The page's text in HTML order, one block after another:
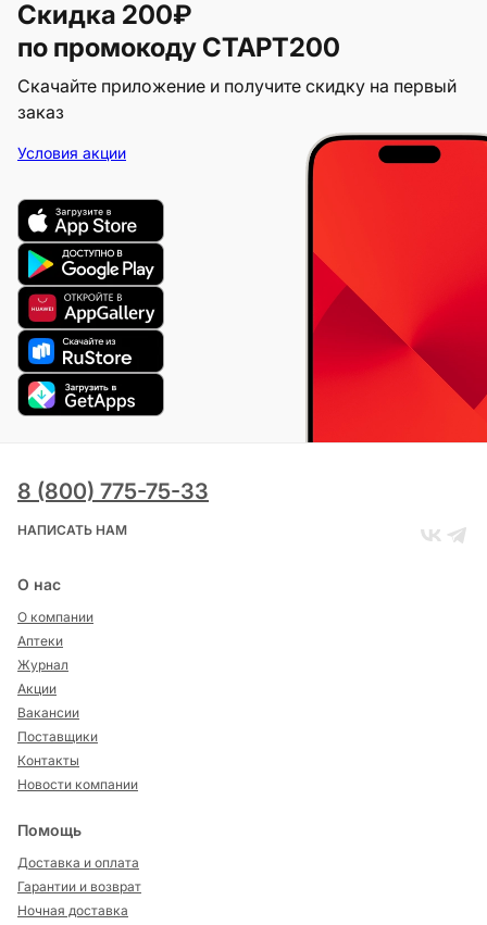
Скидка 200₽
по промокоду СТАРТ200
Скачайте приложение и получите скидку на первый
заказ
Условия акции
8 (800) 775-75-33
НАПИСАТЬ НАМ
О нас
О компании
Аптеки
Журнал
Акции
Вакансии
Поставщики
Контакты
Новости компании
Помощь
Доставка и оплата
Гарантии и возврат
Ночная доставка